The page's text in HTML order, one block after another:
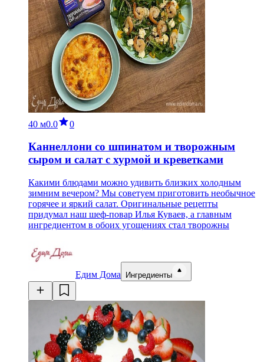
40 м0.0 0
Каннеллони со шпинатом и творожным
сыром и салат с хурмой и креветками
Какими блюдами можно удивить близких холодным
зимним вечером? Мы советуем приготовить необычное
горячее и яркий салат. Оригинальные рецепты
придумал наш шеф-повар Илья Куваев, а главным
ингредиентом в обоих угощениях стал творожны
Едим Дома Ингредиенты